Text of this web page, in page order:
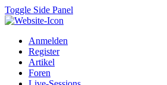
Toggle Side Panel
Anmelden
Register
Artikel
Foren